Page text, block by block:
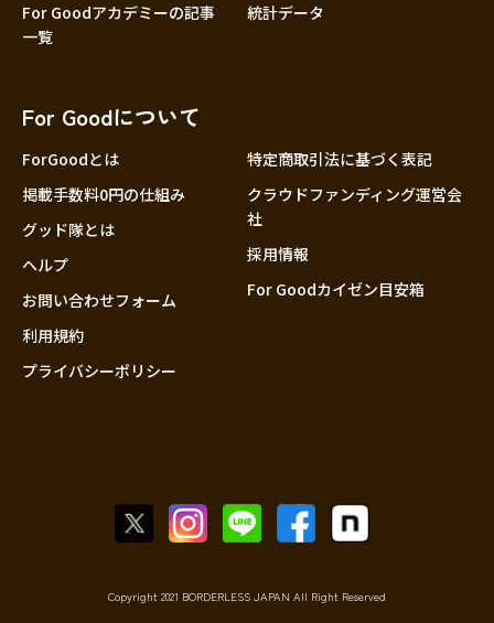
For Goodアカデミーの記事
一覧
統計データ
For Goodについて
ForGoodとは
掲載手数料0円の仕組み
グッド隊とは
ヘルプ
お問い合わせフォーム
利用規約
プライバシーポリシー
特定商取引法に基づく表記
クラウドファンディング運営会
社
採用情報
For Goodカイゼン目安箱
Copyright 2021 BORDERLESS JAPAN All Right Reserved